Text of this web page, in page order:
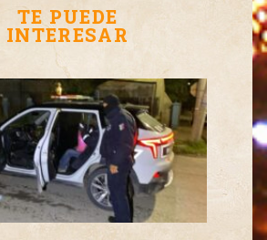
TE PUEDE
INTERESAR